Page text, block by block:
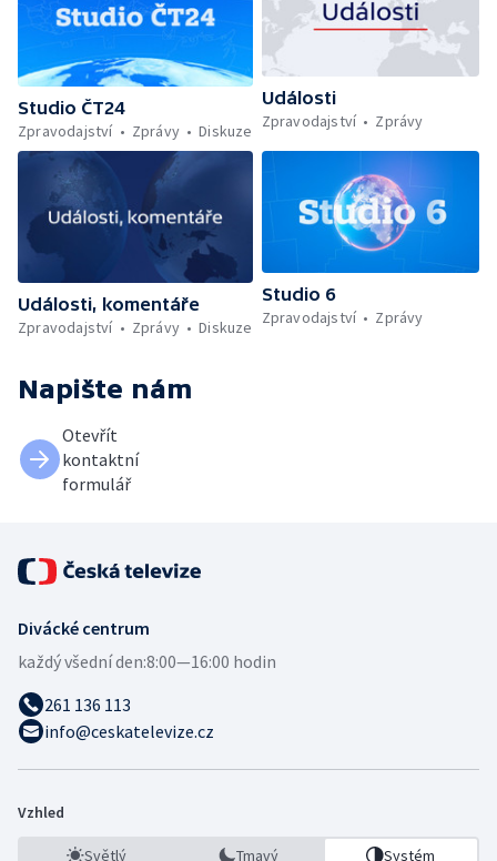
Studio ČT24
Zpravodajství
Zprávy Diskuze
Události
Zpravodajství
Zprávy
Události, komentáře
Zpravodajství
Zprávy Diskuze
Studio 6
Zpravodajství
Zprávy
Napište nám
Otevřít
kontaktní
formulář
Divácké centrum
každý všední den:8:00—16:00 hodin
261 136 113
info@ceskatelevize.cz
Vzhled
Světlý Tmavý Systém